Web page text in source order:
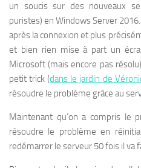
un soucis sur des nouveaux
puristes) en Windows Server
après la connexion et plus
et bien rien mise à part un
Microsoft (mais encore pas
petit trick (dans le jardin de
résoudre le problème grâce au
Maintenant qu’on a compris le
résoudre le problème en
redémarrer le serveur 50 fois il va